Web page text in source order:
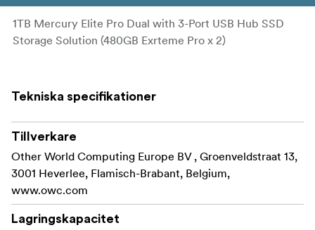
1TB Mercury Elite Pro Dual with 3-Port USB Hub SSD
Storage Solution (480GB Exrteme Pro x 2)
Tekniska specifikationer
Tillverkare
Other World Computing Europe BV , Groenveldstraat 13,
3001 Heverlee, Flamisch-Brabant, Belgium,
www.owc.com
Lagringskapacitet